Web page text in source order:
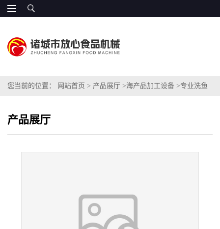
您当前的位置： 网站首页 > 产品展厅 >海产品加工设备 >专业洗鱼
产品展厅